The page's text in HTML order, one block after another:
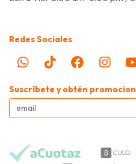
Redes Sociales
Suscríbete y obtén